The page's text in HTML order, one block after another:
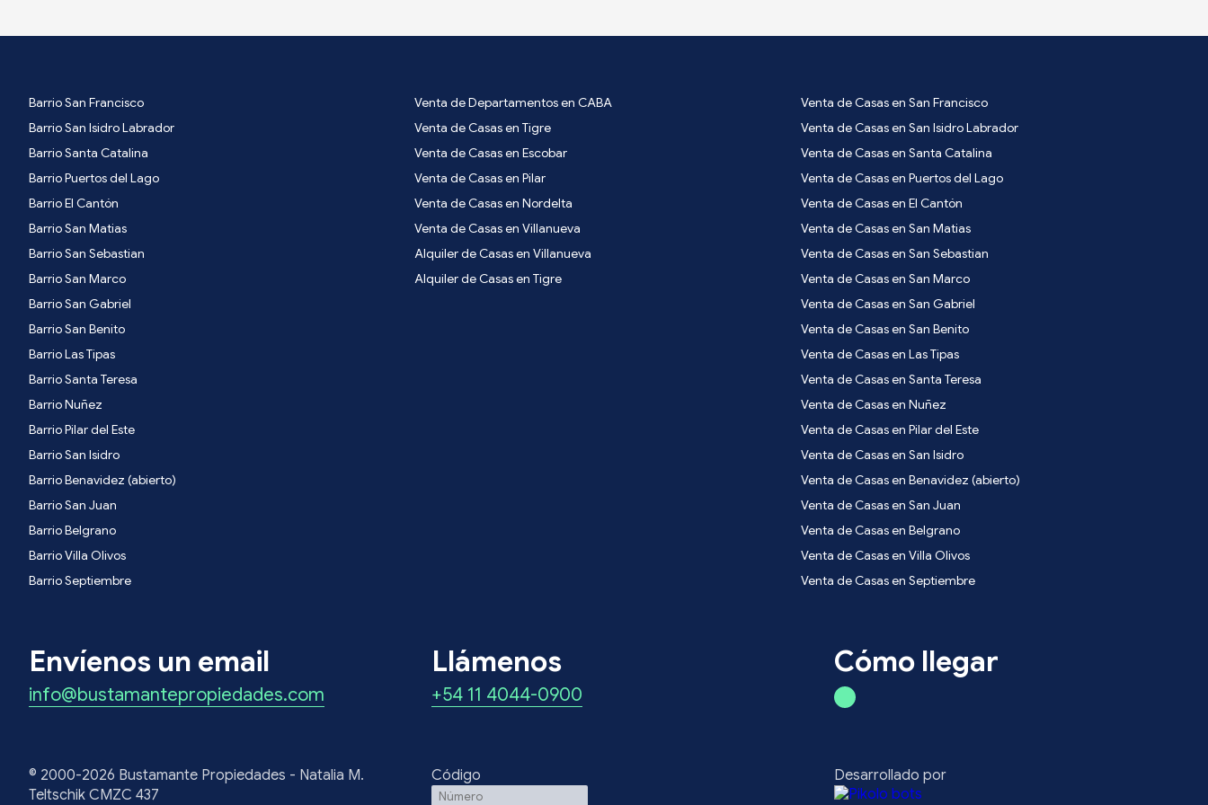
Barrio San Francisco
Barrio San Isidro Labrador
Barrio Santa Catalina
Barrio Puertos del Lago
Barrio El Cantón
Barrio San Matias
Barrio San Sebastian
Barrio San Marco
Barrio San Gabriel
Barrio San Benito
Barrio Las Tipas
Barrio Santa Teresa
Barrio Nuñez
Barrio Pilar del Este
Barrio San Isidro
Barrio Benavidez (abierto)
Barrio San Juan
Barrio Belgrano
Barrio Villa Olivos
Barrio Septiembre
Venta de Departamentos en CABA
Venta de Casas en Tigre
Venta de Casas en Escobar
Venta de Casas en Pilar
Venta de Casas en Nordelta
Venta de Casas en Villanueva
Alquiler de Casas en Villanueva
Alquiler de Casas en Tigre
Venta de Casas en San Francisco
Venta de Casas en San Isidro Labrador
Venta de Casas en Santa Catalina
Venta de Casas en Puertos del Lago
Venta de Casas en El Cantón
Venta de Casas en San Matias
Venta de Casas en San Sebastian
Venta de Casas en San Marco
Venta de Casas en San Gabriel
Venta de Casas en San Benito
Venta de Casas en Las Tipas
Venta de Casas en Santa Teresa
Venta de Casas en Nuñez
Venta de Casas en Pilar del Este
Venta de Casas en San Isidro
Venta de Casas en Benavidez (abierto)
Venta de Casas en San Juan
Venta de Casas en Belgrano
Venta de Casas en Villa Olivos
Venta de Casas en Septiembre
Envíenos un email
info@bustamantepropiedades.com
Llámenos
+54 11 4044-0900
Cómo llegar
© 2000-2026 Bustamante Propiedades - Natalia M.
Teltschik CMZC 437
Código Desarrollado por